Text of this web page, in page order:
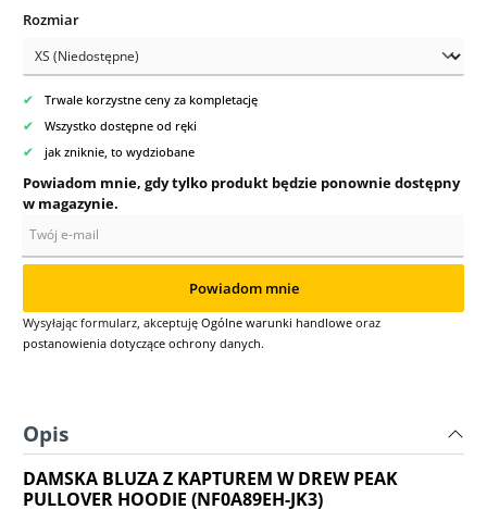
Wybierz
Rozmiar
✔ Trwale korzystne ceny za kompletację
✔ Wszystko dostępne od ręki
✔ jak zniknie, to wydziobane
Powiadom mnie, gdy tylko produkt będzie ponownie dostępny
w magazynie.
Powiadom mnie
Wysyłając formularz, akceptuję Ogólne warunki handlowe oraz
postanowienia dotyczące ochrony danych.
Opis
DAMSKA BLUZA Z KAPTUREM W DREW PEAK
PULLOVER HOODIE (NF0A89EH-JK3)